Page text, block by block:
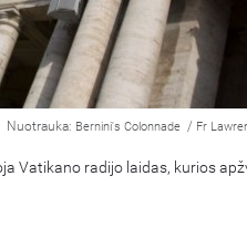
Nuotrauka: Bernini's Colonnade / Fr
Vatikano radijo laidas, kurios